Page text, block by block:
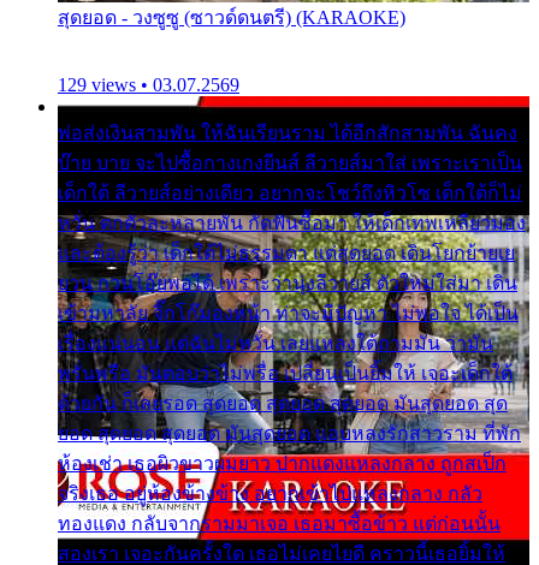
สุดยอด - วงซูซู (ซาวด์ดนตรี) (KARAOKE)
129 views • 03.07.2569
พ่อส่งเงินสามพัน ให้ฉันเรียนราม ได้อีกสักสามพัน ฉันคง
บ๊าย บาย จะไปซื้อกางเกงยีนส์ ลีวายส์มาใส่ เพราะเราเป็น
เด็กใต้ ลีวายส์อย่างเดียว อยากจะโชว์ถึงหิวโซ เด็กใต้ก็ไม่
หวั่น ตกตัวละหลายพัน กัดฟันซื้อมา ให้เด็กเทพเหลียวมอง
และต้องรู้ว่า เด็กใต้ไม่ธรรมดา แต่สุดยอด เดินโยกย้ายเย
ยวน กวนโอ๊ยพอได้ เพราะว่านุ่งลีวายส์ ตัวใหม่ใส่มา เดิน
เข้ามหาลัย จิ๊กโก๊มองหน้า ท่าจะมีปัญหา ไม่พอใจ ได้เป็น
เรื่องแน่นอน แต่ฉันไม่หวั่น เลยแหลงใต้ถามมัน ว่ามัน
พรั่นพรือ มันตอบว่าไม่พรื่อ เปลี่ยนเป็นยิ้มให้ เจอะเด็กใต้
ด้วยกัน ก็เลยรอด สุดยอด สุดยอด สุดยอด มันสุดยอด สุด
ยอด สุดยอด สุดยอด มันสุดยอด แอบหลงรักสาวราม ที่พัก
ห้องเช่า เธอผิวขาวผมยาว ปากแดงแหลงกลาง ถูกสเป็ก
จริงเธอ อยู่ห้องข้างข้าง อยากเข้าไปแหลงกลาง กลัว
ทองแดง กลับจากรามมาเจอ เธอมาซื้อข้าว แต่ก่อนนั้น
สองเรา เจอะกันครั้งใด เธอไม่เคยไยดี คราวนี้เธอยิ้มให้